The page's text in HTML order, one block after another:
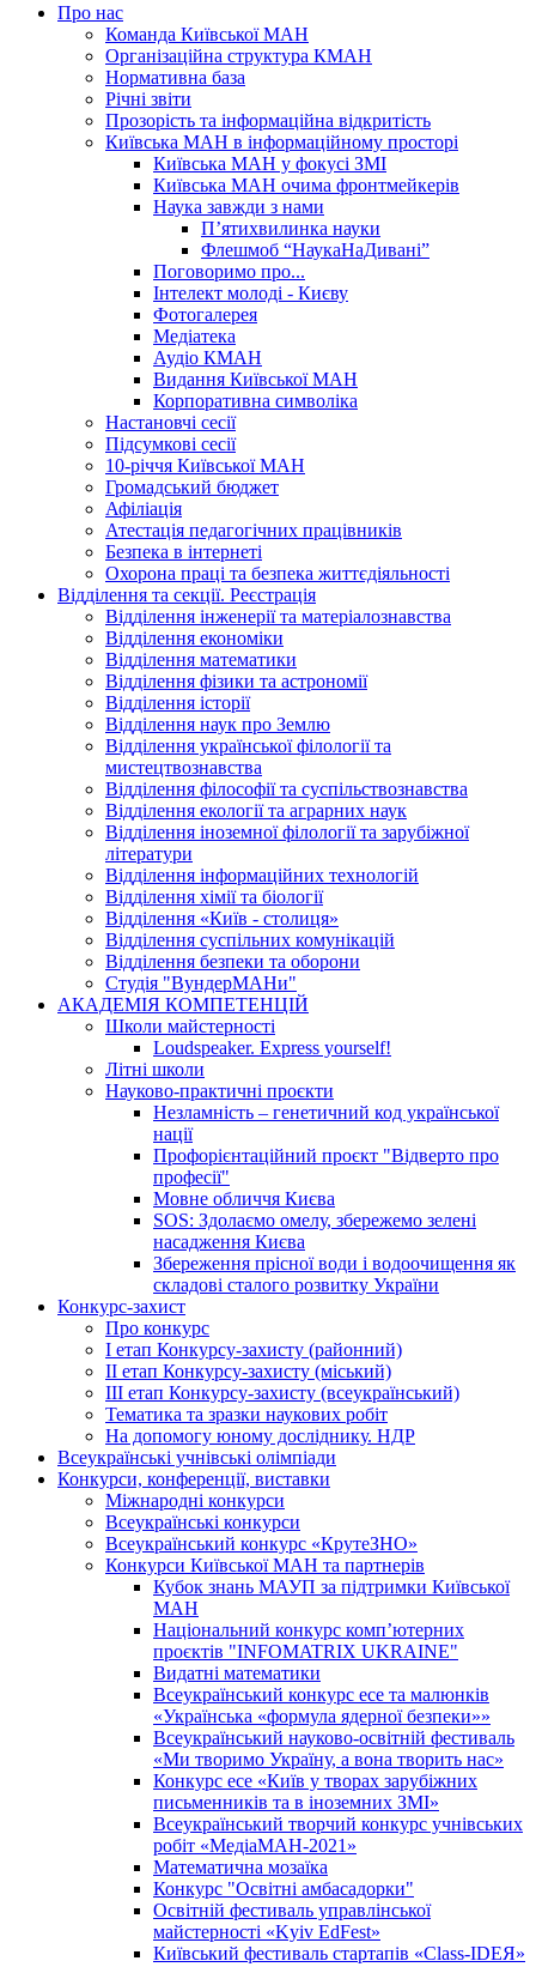
Про нас
Команда Київської МАН
Організаційна структура КМАН
Нормативна база
Річні звіти
Прозорість та інформаційна відкритість
Київська МАН в інформаційному просторі
Київська МАН у фокусі ЗМІ
Київська МАН очима фронтмейкерів
Наука завжди з нами
П’ятихвилинка науки
Флешмоб “НаукаНаДивані”
Поговоримо про...
Інтелект молоді - Києву
Фотогалерея
Медіатека
Аудіо КМАН
Видання Київської МАН
Корпоративна символіка
Настановчі сесії
Підсумкові сесії
10-річчя Київської МАН
Громадський бюджет
Афіліація
Атестація педагогічних працівників
Безпека в інтернеті
Охорона праці та безпека життєдіяльності
Відділення та секції. Реєстрація
Відділення інженерії та матеріалознавства
Відділення економіки
Відділення математики
Відділення фізики та астрономії
Відділення історії
Відділення наук про Землю
Відділення української філології та
мистецтвознавства
Відділення філософії та суспільствознавства
Відділення екології та аграрних наук
Відділення іноземної філології та зарубіжної
літератури
Відділення інформаційних технологій
Відділення хімії та біології
Відділення «Київ - столиця»
Відділення суспільних комунікацій
Відділення безпеки та оборони
Студія "ВундерМАНи"
АКАДЕМІЯ КОМПЕТЕНЦІЙ
Школи майстерності
Loudspeaker. Express yourself!
Літні школи
Науково-практичні проєкти
Незламність – генетичний код української
нації
Профорієнтаційний проєкт "Відверто про
професії"
Мовне обличчя Києва
SOS: Здолаємо омелу, збережемо зелені
насадження Києва
Збереження прісної води і водоочищення як
складові сталого розвитку України
Конкурс-захист
Про конкурс
І етап Конкурсу-захисту (районний)
ІІ етап Конкурсу-захисту (міський)
ІІІ етап Конкурсу-захисту (всеукраїнський)
Тематика та зразки наукових робіт
На допомогу юному досліднику. НДР
Всеукраїнські учнівські олімпіади
Конкурси, конференції, виставки
Міжнародні конкурси
Всеукраїнські конкурси
Всеукраїнський конкурс «КрутеЗНО»
Конкурси Київської МАН та партнерів
Кубок знань МАУП за підтримки Київської
МАН
Національний конкурс комп’ютерних
проєктів "INFOMATRIX UKRAINE"
Видатні математики
Всеукраїнський конкурс есе та малюнків
«Українська «формула ядерної безпеки»»
Всеукраїнський науково-освітній фестиваль
«Ми творимо Україну, а вона творить нас»
Конкурс есе «Київ у творах зарубіжних
письменників та в іноземних ЗМІ»
Всеукраїнський творчий конкурс учнівських
робіт «МедіаМАН-2021»
Математична мозаїка
Конкурс "Освітні амбасадорки"
Освітній фестиваль управлінської
майстерності «Kyiv EdFest»
Київський фестиваль стартапів «Class-IDEЯ»